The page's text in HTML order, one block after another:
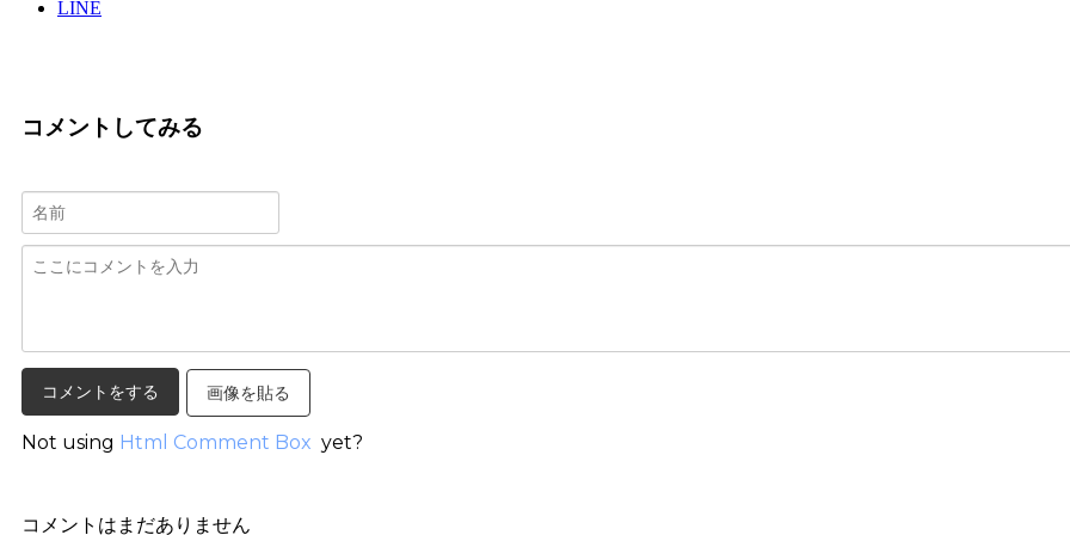
LINE
コメントしてみる
画像を貼る
Not using Html Comment Box yet?
コメントはまだありません